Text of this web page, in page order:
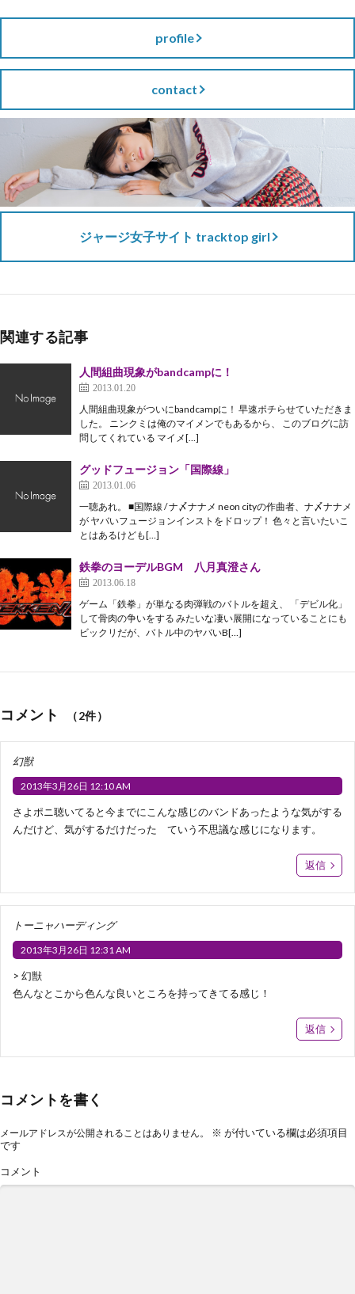
profile
contact
ジャージ女子サイト tracktop girl
関連する記事
人間組曲現象がbandcampに！
2013.01.20
人間組曲現象がついにbandcampに！ 早速ポチらせていただきま
した。 ニンクミは俺のマイメンでもあるから、 このブログに訪
問してくれている マイメ[…]
グッドフュージョン「国際線」
2013.01.06
一聴あれ。 ■国際線 / ナ〆ナナメ neon cityの作曲者、ナ〆ナナメ
が ヤバいフュージョンインストをドロップ！ 色々と言いたいこ
とはあるけども[…]
鉄拳のヨーデルBGM 八月真澄さん
2013.06.18
ゲーム「鉄拳」が単なる肉弾戦のバトルを超え、 「デビル化」
して骨肉の争いをする みたいな凄い展開になっていることにも
ビックリだが、バトル中のヤバいB[…]
コメント （2件）
幻獣
2013年3月26日 12:10 AM
さよポニ聴いてると今までにこんな感じのバンドあったような気がする
んだけど、気がするだけだった ていう不思議な感じになります。
返信
トーニャハーディング
2013年3月26日 12:31 AM
> 幻獣
色んなとこから色んな良いところを持ってきてる感じ！
返信
コメントを書く
メールアドレスが公開されることはありません。 ※ が付いている欄は必須項目
です
コメント